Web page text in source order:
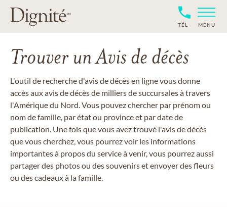
TÉL MENU
Trouver un Avis de décès
L'outil de recherche d'avis de décès en ligne vous donne
accès aux avis de décès de milliers de succursales à travers
l'Amérique du Nord. Vous pouvez chercher par prénom ou
nom de famille, par état ou province et par date de
publication. Une fois que vous avez trouvé l'avis de décès
que vous cherchez, vous pourrez voir les informations
importantes à propos du service à venir, vous pourrez aussi
partager des photos ou des souvenirs et envoyer des fleurs
ou des cadeaux à la famille.